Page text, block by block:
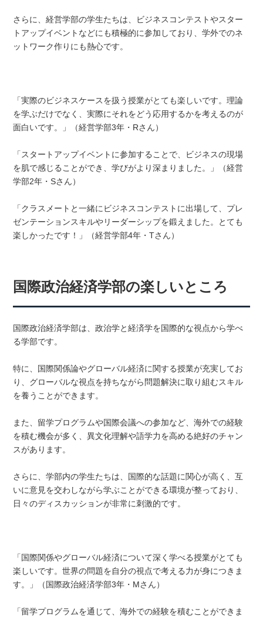
さらに、経営学部の学生たちは、ビジネスコンテストやスター
トアップイベントなどにも積極的に参加しており、学外でのネ
ットワーク作りにも熱心です。
「実際のビジネスケースを扱う授業がとても楽しいです。理論
を学ぶだけでなく、実際にそれをどう応用するかを考えるのが
面白いです。」（経営学部3年・Rさん）
「スタートアップイベントに参加することで、ビジネスの現場
を肌で感じることができ、学びがより深まりました。」（経営
学部2年・Sさん）
「クラスメートと一緒にビジネスコンテストに出場して、プレ
ゼンテーションスキルやリーダーシップを鍛えました。とても
楽しかったです！」（経営学部4年・Tさん）
国際政治経済学部の楽しいところ
国際政治経済学部は、政治学と経済学を国際的な視点から学べ
る学部です。
特に、国際関係論やグローバル経済に関する授業が充実してお
り、グローバルな視点を持ちながら問題解決に取り組むスキル
を養うことができます。
また、留学プログラムや国際会議への参加など、海外での経験
を積む機会が多く、異文化理解や語学力を高める絶好のチャン
スがあります。
さらに、学部内の学生たちは、国際的な話題に関心が高く、互
いに意見を交わしながら学ぶことができる環境が整っており、
日々のディスカッションが非常に刺激的です。
「国際関係やグローバル経済について深く学べる授業がとても
楽しいです。世界の問題を自分の視点で考える力が身につきま
す。」（国際政治経済学部3年・Mさん）
「留学プログラムを通じて、海外での経験を積むことができま